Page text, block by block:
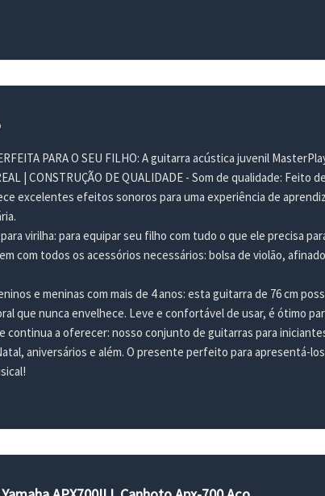
PARA O SEU FILHO: A guitarra acústica juvenil
| CONSTRUÇÃO DE QUALIDADE - Som de qualidade:
excelentes efeitos sonoros para uma experiência de
virilha: para equipar seu filho com tudo o que ele precisa
com todos os acessórios necessários: bolsa de violão,
e meninas com mais de 4 anos: esta guitarra de 76 cm
que nunca envelhece. Leve e confortável de usar, é ótimo
continua a oferecer: nosso conjunto de guitarras para
aniversários e além. O presente perfeito para apresentá-